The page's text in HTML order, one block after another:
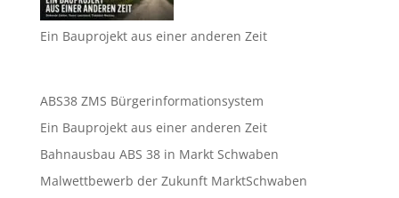
Ein Bauprojekt aus einer anderen Zeit
ABS38 ZMS Bürgerinformationsystem
Ein Bauprojekt aus einer anderen Zeit
Bahnausbau ABS 38 in Markt Schwaben
Malwettbewerb der Zukunft MarktSchwaben